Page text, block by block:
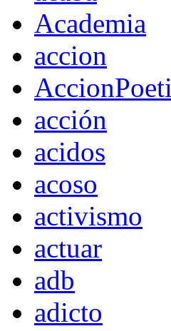
Academia
accion
acción
acidos
acoso
activismo
actuar
adb
adicto